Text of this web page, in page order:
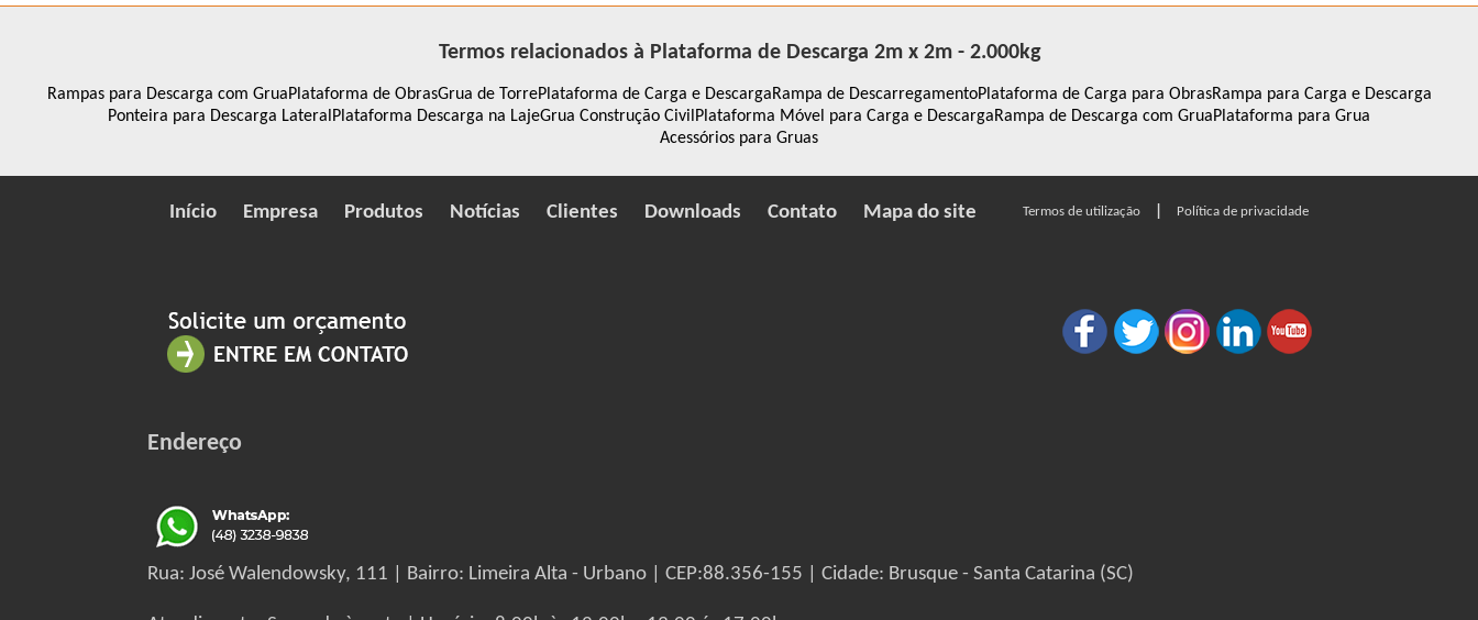
Termos relacionados à Plataforma de Descarga 2m x 2m - 2.000kg
Rampas para Descarga com GruaPlataforma de ObrasGrua de TorrePlataforma de Carga e DescargaRampa de DescarregamentoPlataforma de Carga para ObrasRampa para Carga e Descarga
Ponteira para Descarga Lateral Plataforma Descarga na LajeGrua Construção Civil Plataforma Móvel para Carga e DescargaRampa de Descarga com GruaPlataforma para Grua
Acessórios para Gruas
Início Empresa Produtos Notícias Clientes Downloads Contato Mapa do site Termos de utilização Política de privacidade
Endereço
Rua: José Walendowsky, 111 | Bairro: Limeira Alta - Urbano | CEP:88.356-155 | Cidade: Brusque - Santa Catarina (SC)